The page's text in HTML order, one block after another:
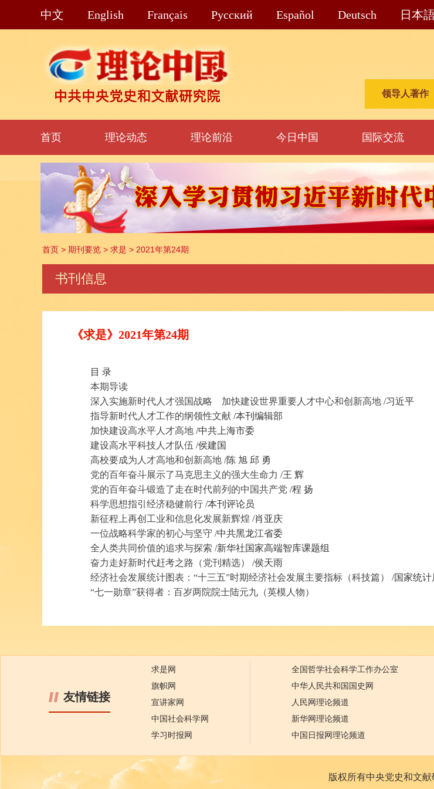
中文 English Français Pусский Español Deutsch 日本
领导人著作
首页 理论动态 理论前沿 今日中国 国际交流
首页 > 期刊要览 > 求是 > 2021年第24期
书刊信息
《求是》2021年第24期
目 录
本期导读
深入实施新时代人才强国战略 加快建设世界重要人才中心和创新高地 /习近平
指导新时代人才工作的纲领性文献 /本刊编辑部
加快建设高水平人才高地 /中共上海市委
建设高水平科技人才队伍 /侯建国
高校要成为人才高地和创新高地 /陈 旭 邱 勇
党的百年奋斗展示了马克思主义的强大生命力 /王 辉
党的百年奋斗锻造了走在时代前列的中国共产党 /程 扬
科学思想指引经济稳健前行 /本刊评论员
新征程上再创工业和信息化发展新辉煌 /肖亚庆
一位战略科学家的初心与坚守 /中共黑龙江省委
全人类共同价值的追求与探索 /新华社国家高端智库课题组
奋力走好新时代赶考之路（党刊精选）
/侯天雨
经济社会发展统计图表：“十三五”时期经济社会发展主要指标（科技篇）
/国家统计
“七一勋章”获得者：百岁两院院士陆元九（英模人物）
友情链接
求是网
旗帜网
宣讲家网
中国社会科学网
学习时报网
全国哲学社会科学工作办公室
中华人民共和国国史网
人民网理论频道
新华网理论频道
中国日报网理论频道
版权所有中央党史和文献